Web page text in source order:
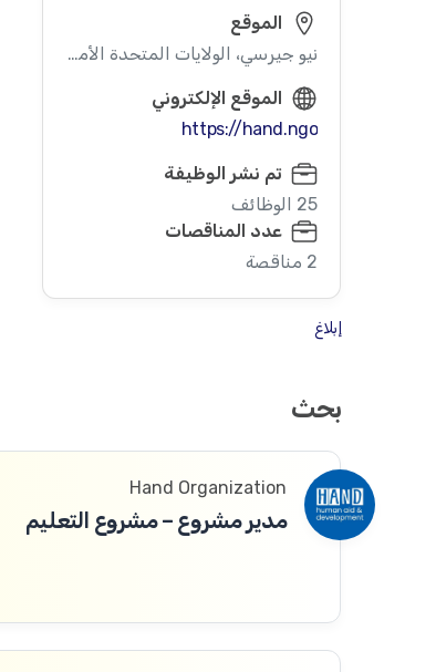
الموقع
نيو جيرسي، الولايات المتحدة الأميركية
الموقع الإلكتروني
https://hand.ngo
تم نشر الوظيفة
25 الوظائف
عدد المناقصات
2 مناقصة
إبلاغ
بحث
Hand Organization
مدير مشروع – مشروع التعليم